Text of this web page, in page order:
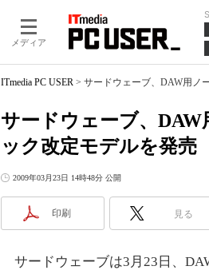
メディア
ITmedia PC USER > サードウェーブ、DAW用ノ
サードウェーブ、DAW
ック改定モデルを発売
2009年03月23日 14時48分 公開
印刷 見る
サードウェーブは3月23日、